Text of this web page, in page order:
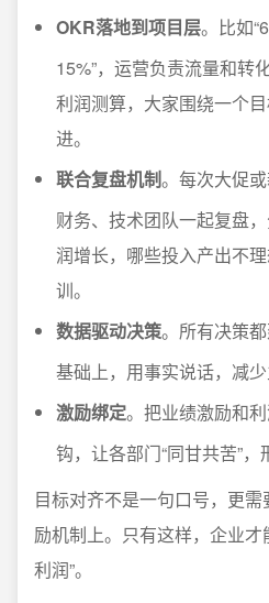
OKR落地到项目层。比如
15%”，运营负责流量和转
利润测算，大家围绕一个
进。
联合复盘机制。每次大促或
财务、技术团队一起复盘
润增长，哪些投入产出不
训。
数据驱动决策。所有决策
基础上，用事实说话，减少
激励绑定。把业绩激励和
钩，让各部门“同甘共苦”，
目标对齐不是一句口号，更
励机制上。只有这样，企业才
利润”。